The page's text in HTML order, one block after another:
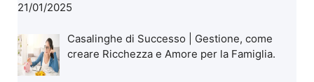
21/01/2025
Casalinghe di Successo | Gestione, come
creare Ricchezza e Amore per la Famiglia.